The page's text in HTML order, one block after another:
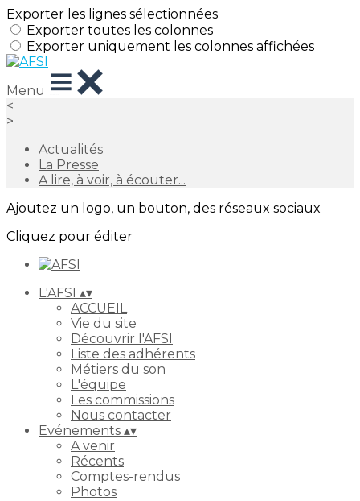
Exporter les lignes sélectionnées
Exporter toutes les colonnes
Exporter uniquement les colonnes affichées
Menu
<
>
Actualités
La Presse
A lire, à voir, à écouter...
Ajoutez un logo, un bouton, des réseaux sociaux
Cliquez pour éditer
L'AFSI ▴▾
ACCUEIL
Vie du site
Découvrir l'AFSI
Liste des adhérents
Métiers du son
L'équipe
Les commissions
Nous contacter
Evénements ▴▾
A venir
Récents
Comptes-rendus
Photos